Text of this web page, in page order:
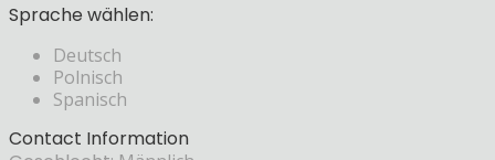
Sprache wählen:
Deutsch
Polnisch
Spanisch
Contact Information